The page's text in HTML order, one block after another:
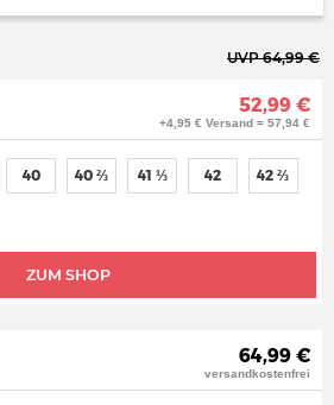
UVP 64,99 €
52,99 €
+4,95 € Versand = 57,94 €
ZUM SHOP
40 40 ⅔ 41 ⅓ 42 42 ⅔
64,99 €
versandkostenfrei